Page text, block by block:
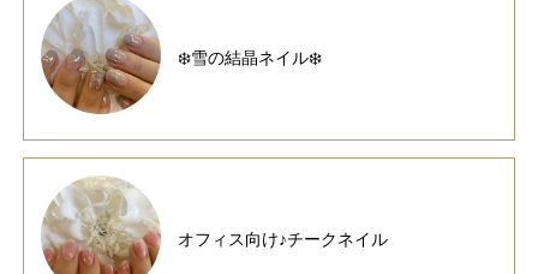
❄️雪の結晶ネイル❄️
オフィス向け♪チークネイル